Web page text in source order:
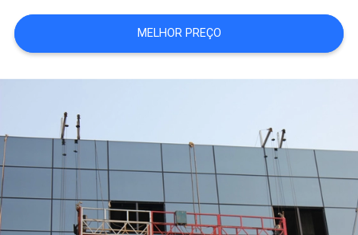
UMAS
CITAÇÕES
NEWS
MAPA
DO
SITE
MELHOR PREÇO